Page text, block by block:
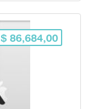
$ 86,684,00